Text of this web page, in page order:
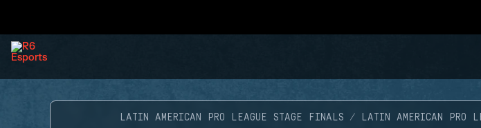
LATIN AMERICAN PRO LEAGUE STAGE FINALS LATIN AMERICAN PRO